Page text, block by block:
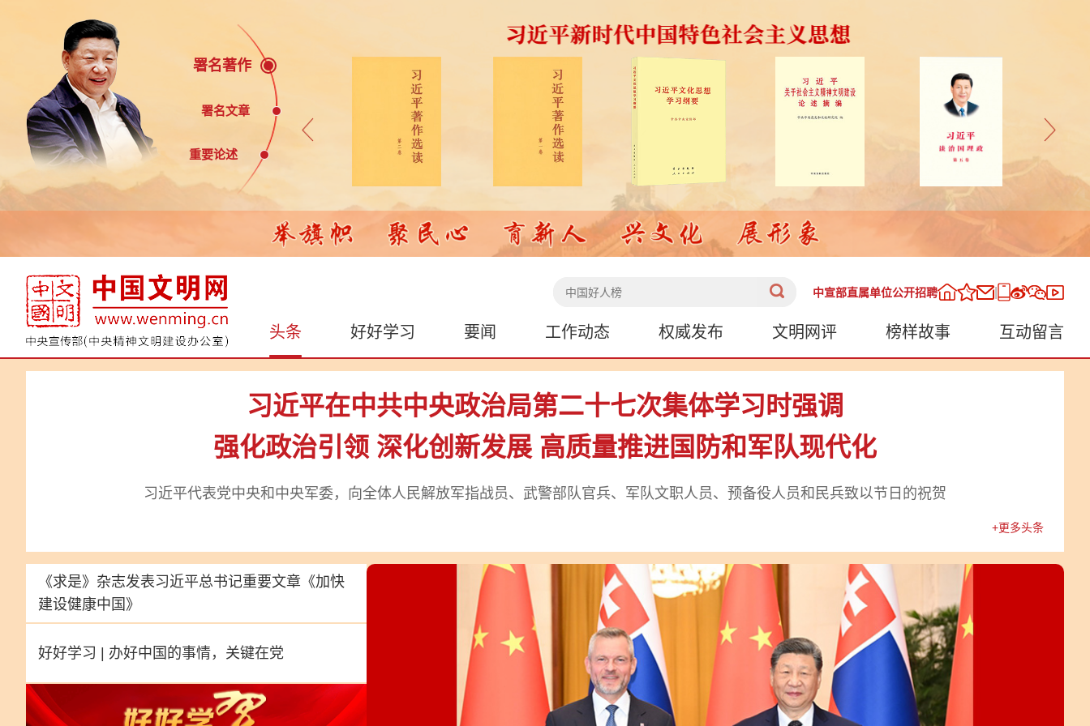
署名著作
署名文章
重要论述
中宣部直属单位公开招聘
头条 好好学习 要闻 工作动态 权威发布 文明网评 榜样故事 互动留言
习近平在中共中央政治局第二十七次集体学习时强调
强化政治引领 深化创新发展 高质量推进国防和军队现代化
习近平代表党中央和中央军委，向全体人民解放军指战员、武警部队官兵、军队文职人员、预备役人员和民兵致以节日的祝贺
+更多头条
《求是》杂志发表习近平总书记重要文章 《加快
建设健康中国》
好好学习 | 办好中国的事情，关键在党